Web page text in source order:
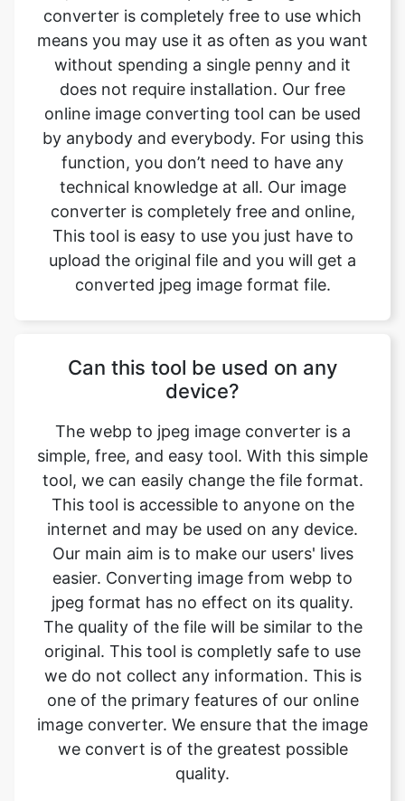
does not require installation. Our free
online image converting tool can be used
by anybody and everybody. For using this
function, you don’t need to have any
technical knowledge at all. Our image
converter is completely free and online,
This tool is easy to use you just have to
upload the original file and you will get a
converted jpeg image format file.
Can this tool be used on any
simple, free, and easy tool. With this simple
tool, we can easily change the file format.
This tool is accessible to anyone on the
internet and may be used on any device.
Our main aim is to make our users' lives
easier. Converting image from webp to
jpeg format has no effect on its quality.
The quality of the file will be similar to the
original. This tool is completly safe to use
we do not collect any information. This is
one of the primary features of our online
image converter. We ensure that the image
we convert is of the greatest possible
quality.
What is image converter tool?